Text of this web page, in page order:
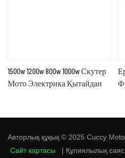
1500w 1200w 800w 1000w Скутер
Мото Электрика Қытайдан
Авторлық құқық © 2025 Cuccy
Сайт картасы
| Құпиялылық